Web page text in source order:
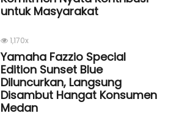
untuk Masyarakat
1,170x
Yamaha Fazzio Special
Edition Sunset Blue
Diluncurkan, Langsung
Disambut Hangat Konsumen
Medan